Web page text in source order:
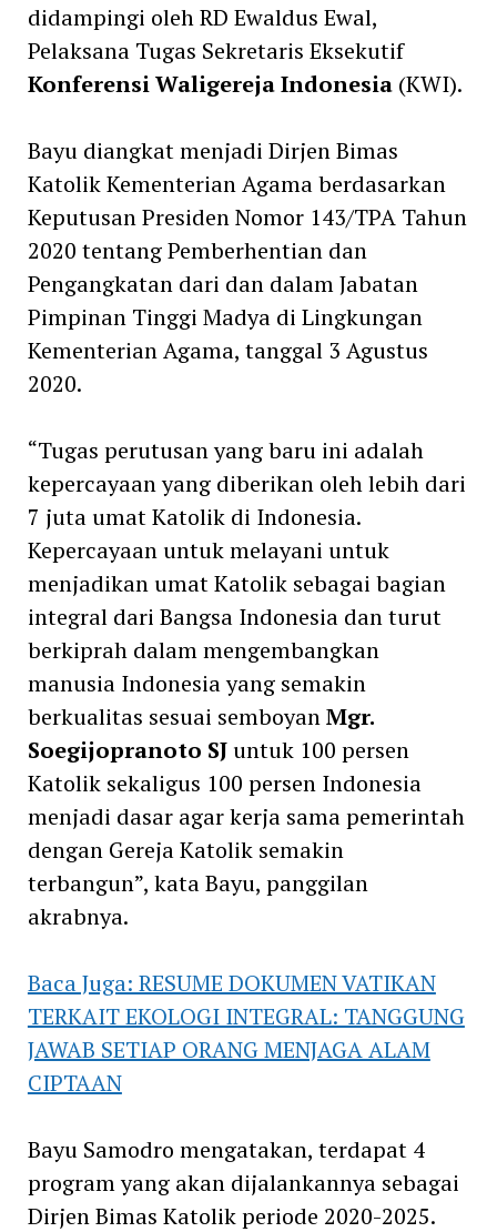
didampingi oleh RD Ewaldus Ewal,
Pelaksana Tugas Sekretaris Eksekutif
Konferensi Waligereja Indonesia(KWI).
Bayu diangkat menjadi Dirjen Bimas
Katolik Kementerian Agama berdasarkan
Keputusan Presiden Nomor 143/TPA Tahun
2020 tentang Pemberhentian dan
Pengangkatan dari dan dalam Jabatan
Pimpinan Tinggi Madya di Lingkungan
Kementerian Agama, tanggal 3 Agustus
2020.
“Tugas perutusan yang baru ini adalah
kepercayaan yang diberikan oleh lebih dari
7 juta umat Katolik di Indonesia.
Kepercayaan untuk melayani untuk
menjadikan umat Katolik sebagai bagian
integral dari Bangsa Indonesia dan turut
berkiprah dalam mengembangkan
manusia Indonesia yang semakin
berkualitas sesuai semboyanMgr.
Soegijopranoto SJuntuk 100 persen
Katolik sekaligus 100 persen Indonesia
menjadi dasar agar kerja sama pemerintah
dengan Gereja Katolik semakin
terbangun”, kata Bayu, panggilan
akrabnya.
Baca Juga: RESUME DOKUMEN VATIKAN
TERKAIT EKOLOGI INTEGRAL: TANGGUNG
JAWAB SETIAP ORANG MENJAGA ALAM
CIPTAAN
Bayu Samodro mengatakan, terdapat 4
program yang akan dijalankannya sebagai
Dirjen Bimas Katolik periode 2020-2025.